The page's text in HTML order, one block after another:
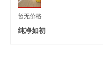
暂无价格
纯净如初